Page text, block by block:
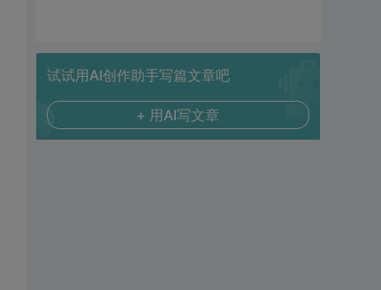
试试用AI创作助手写篇文章吧
+ 用AI写文章